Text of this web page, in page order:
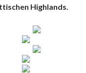
Highlands.